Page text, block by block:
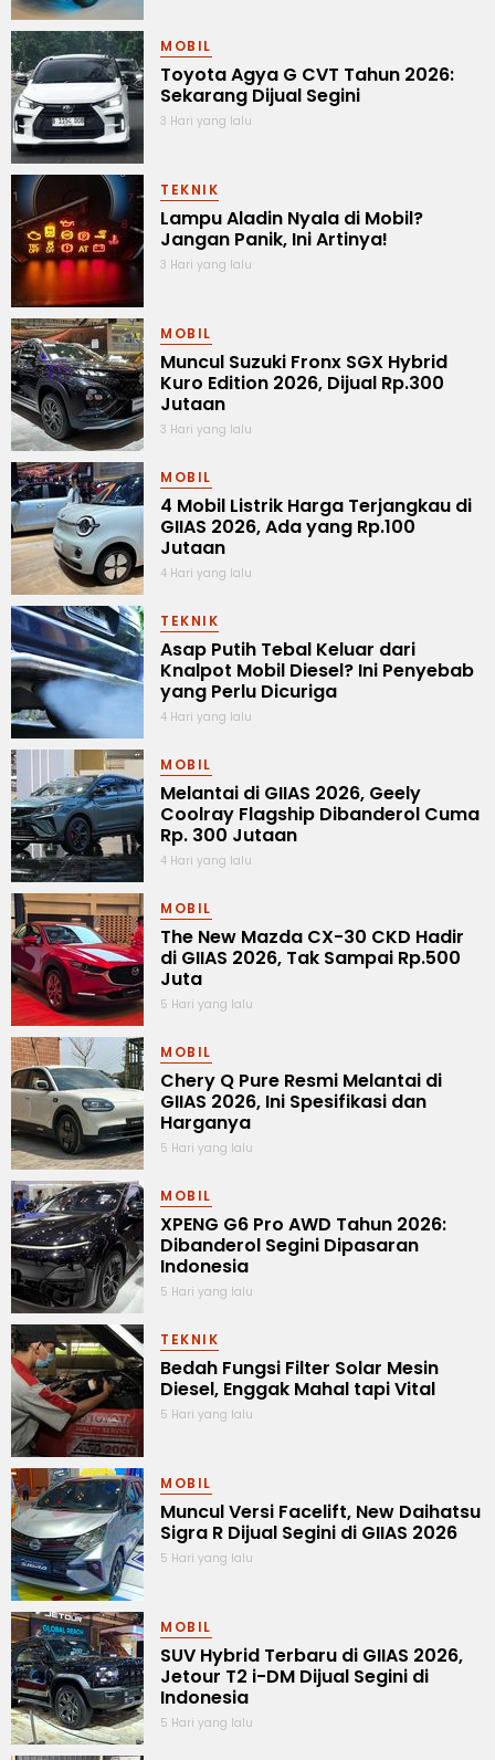
MOBIL
Toyota Agya G CVT Tahun 2026:
Sekarang Dijual Segini
3 Hari yang lalu
TEKNIK
Lampu Aladin Nyala di Mobil?
Jangan Panik, Ini Artinya!
3 Hari yang lalu
MOBIL
Muncul Suzuki Fronx SGX Hybrid
Kuro Edition 2026, Dijual Rp.300
Jutaan
3 Hari yang lalu
MOBIL
4 Mobil Listrik Harga Terjangkau di
GIIAS 2026, Ada yang Rp.100
Jutaan
4 Hari yang lalu
TEKNIK
Asap Putih Tebal Keluar dari
Knalpot Mobil Diesel? Ini Penyebab
yang Perlu Dicuriga
4 Hari yang lalu
MOBIL
Melantai di GIIAS 2026, Geely
Coolray Flagship Dibanderol Cuma
Rp. 300 Jutaan
4 Hari yang lalu
MOBIL
The New Mazda CX-30 CKD Hadir
di GIIAS 2026, Tak Sampai Rp.500
Juta
5 Hari yang lalu
MOBIL
Chery Q Pure Resmi Melantai di
GIIAS 2026, Ini Spesifikasi dan
Harganya
5 Hari yang lalu
MOBIL
XPENG G6 Pro AWD Tahun 2026:
Dibanderol Segini Dipasaran
Indonesia
5 Hari yang lalu
TEKNIK
Bedah Fungsi Filter Solar Mesin
Diesel, Enggak Mahal tapi Vital
5 Hari yang lalu
MOBIL
Muncul Versi Facelift, New Daihatsu
Sigra R Dijual Segini di GIIAS 2026
5 Hari yang lalu
MOBIL
SUV Hybrid Terbaru di GIIAS 2026,
Jetour T2 i-DM Dijual Segini di
Indonesia
5 Hari yang lalu